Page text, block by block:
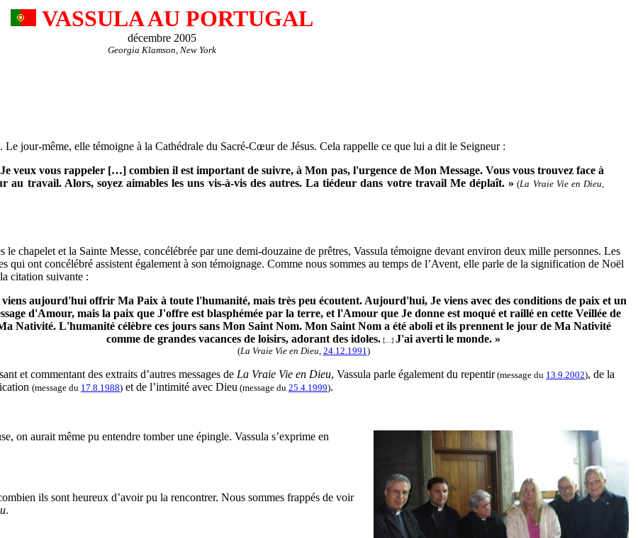
VASSULA AU PORTUGAL
décembre 2005
Georgia Klamson, New York
Le jour-même, elle témoigne à la Cathédrale du Sacré-Cœur de Jésus. Cela rappelle ce que lui a dit le Seigneur :
veux vous rappeler […] combien il est important de suivre, à Mon pas, l'urgence de Mon Message. Vous vous trouvez face à
au travail. Alors, soyez aimables les uns vis-à-vis des autres. La tiédeur dans votre travail Me déplaît. » (La Vraie Vie en Dieu,
le chapelet et la Sainte Messe, concélébrée par une demi-douzaine de prêtres, Vassula témoigne devant environ deux mille personnes. Les
qui ont concélébré assistent également à son témoignage. Comme nous sommes au temps de l’Avent, elle parle de la signification de Noël
citation suivante :
viens aujourd'hui offrir Ma Paix à toute l'humanité, mais très peu écoutent. Aujourd'hui, Je viens avec des conditions de paix et un
d'Amour, mais la paix que J'offre est blasphémée par la terre, et l'Amour que Je donne est moqué et raillé en cette Veillée de
Nativité. L'humanité célèbre ces jours sans Mon Saint Nom. Mon Saint Nom a été aboli et ils prennent le jour de Ma Nativité
comme de grandes vacances de loisirs, adorant des idoles. [...] J'ai averti le monde. »
(La Vraie Vie en Dieu, 24.12.1991)
et commentant des extraits d’autres messages de La Vraie Vie en Dieu, Vassula parle également du repentir(message du 13.9.2002), de la
(message du 17.8.1988) et de l’intimité avec Dieu (message du 25.4.1999).
on aurait même pu entendre tomber une épingle. Vassula s’exprime en
ils sont heureux d’avoir pu la rencontrer. Nous sommes frappés de voir
.